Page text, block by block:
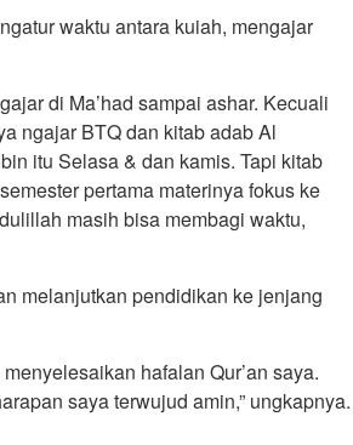
waktu antara kuiah, mengajar
di Ma’had sampai ashar. Kecuali
ngajar BTQ dan kitab adab Al
itu Selasa & dan kamis. Tapi kitab
pertama materinya fokus ke
masih bisa membagi waktu,
melanjutkan pendidikan ke jenjang
hafalan Qur’an saya.
saya terwujud amin,” ungkapnya.